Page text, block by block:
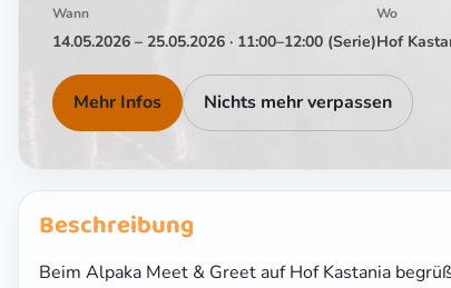
Wann
14.05.2026 – 25.05.2026 · 11:00–12:00 (Serie)
Wo
Hof
Mehr Infos Nichts mehr verpassen
Beschreibung
Beim Alpaka Meet & Greet auf Hof Kastania